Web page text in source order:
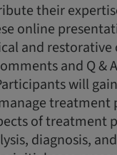
their
online
and restorative
and Q &
will
treatment
of treatment
diagnosis,